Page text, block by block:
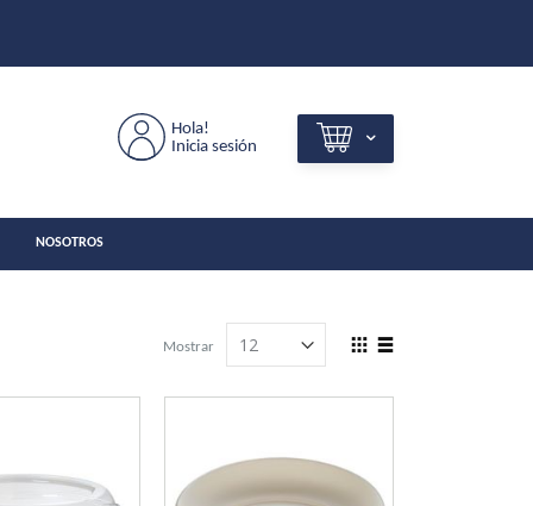
Hola!
Inicia sesión
NOSOTROS
View
Mostrar